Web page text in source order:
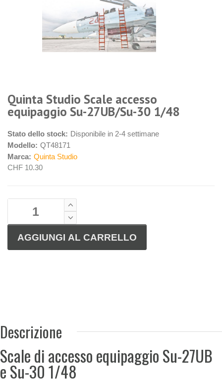
Quinta Studio Scale accesso
equipaggio Su-27UB/Su-30 1/48
Stato dello stock: Disponibile in 2-4 settimane
Modello: QT48171
Marca: Quinta Studio
CHF 10.30
Descrizione
Scale di accesso equipaggio Su-27UB
e Su-30 1/48